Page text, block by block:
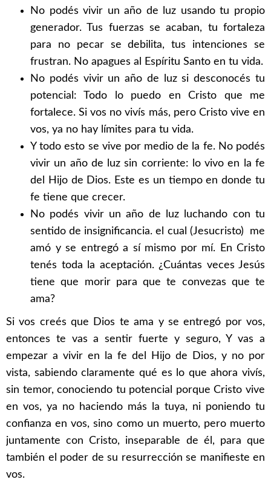
No podés vivir un año de luz usando tu propio
generador. Tus fuerzas se acaban, tu fortaleza
para no pecar se debilita, tus intenciones se
frustran. No apagues al Espíritu Santo en tu vida.
No podés vivir un año de luz si desconocés tu
potencial: Todo lo puedo en Cristo que me
fortalece. Si vos no vivís más, pero Cristo vive en
vos, ya no hay límites para tu vida.
Y todo esto se vive por medio de la fe. No podés
vivir un año de luz sin corriente: lo vivo en la fe
del Hijo de Dios. Este es un tiempo en donde tu
fe tiene que crecer.
No podés vivir un año de luz luchando con tu
sentido de insignificancia. el cual (Jesucristo) me
amó y se entregó a sí mismo por mí. En Cristo
tenés toda la aceptación. ¿Cuántas veces Jesús
tiene que morir para que te convezas que te
ama?
Si vos creés que Dios te ama y se entregó por vos,
entonces te vas a sentir fuerte y seguro, Y vas a
empezar a vivir en la fe del Hijo de Dios, y no por
vista, sabiendo claramente qué es lo que ahora vivís,
sin temor, conociendo tu potencial porque Cristo vive
en vos, ya no haciendo más la tuya, ni poniendo tu
confianza en vos, sino como un muerto, pero muerto
juntamente con Cristo, inseparable de él, para que
también el poder de su resurrección se manifieste en
vos.